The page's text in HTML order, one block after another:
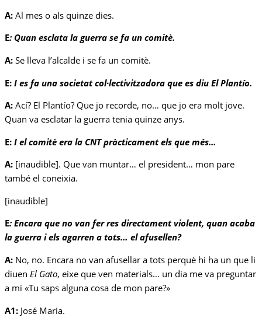
A: Al mes o als quinze dies.
E: Quan esclata la guerra se fa un comitè.
A: Se lleva l’alcalde i se fa un comitè.
E: I es fa una societat col·lectivitzadora que es diu El Plantío.
A: Ací? El Plantío? Que jo recorde, no… que jo era molt jove.
Quan va esclatar la guerra tenia quinze anys.
E: I el comitè era la CNT pràcticament els que més…
A: [inaudible]. Que van muntar… el president… mon pare
també el coneixia.
[inaudible]
E: Encara que no van fer res directament violent, quan acaba
la guerra i els agarren a tots… el afusellen?
A: No, no. Encara no van afusellar a tots perquè hi ha un que li
diuen El Gato, eixe que ven materials… un dia me va preguntar
a mi «Tu saps alguna cosa de mon pare?»
A1: José Maria.